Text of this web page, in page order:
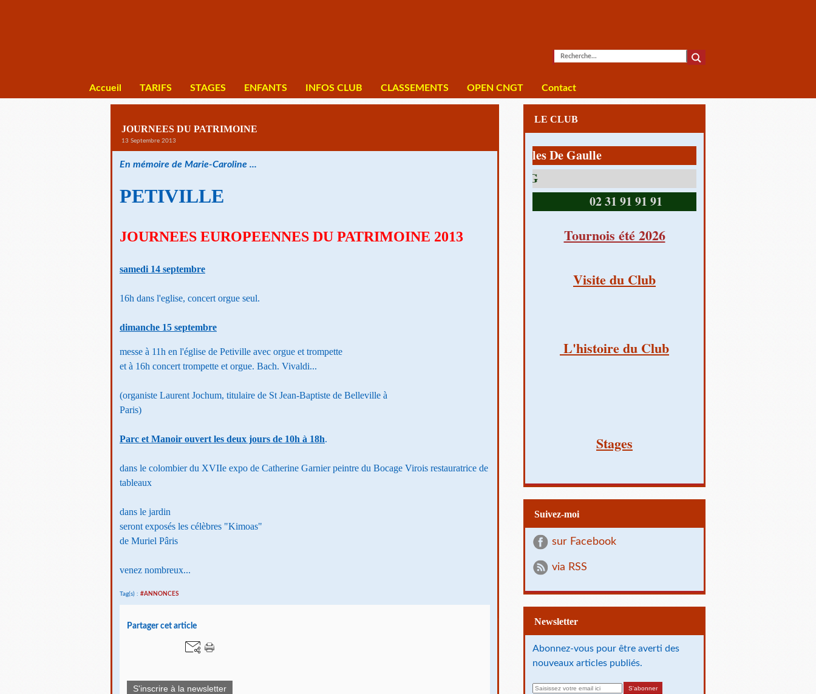
Accueil TARIFS STAGES ENFANTS INFOS CLUB CLASSEMENTS OPEN CNGT Contact
JOURNEES DU PATRIMOINE
13 Septembre 2013
En mémoire de Marie-Caroline ...
PETIVILLE
JOURNEES EUROPEENNES DU PATRIMOINE 2013
samedi 14 septembre
16h dans l'eglise, concert orgue seul.
dimanche 15 septembre
messe à 11h en l'église de Petiville avec orgue et trompette
et à 16h concert trompette et orgue. Bach. Vivaldi...
(organiste Laurent Jochum, titulaire de St Jean-Baptiste de Belleville à
Paris)
Parc et Manoir ouvert les deux jours de 10h à 18h.
dans le colombier du XVIIe expo de Catherine Garnier peintre du Bocage Virois restauratrice de
tableaux
dans le jardin
seront exposés les célèbres "Kimoas"
de Muriel Pâris
venez nombreux...
Tag(s) : #ANNONCES
Partager cet article
S'inscrire à la newsletter
LE CLUB
1 av Charles De Gaulle
02 31 91 91 91
Tournois été 2026
Visite du Club
L'histoire du Club
Stages
Suivez-moi
sur Facebook
via RSS
Newsletter
Abonnez-vous pour être averti des
nouveaux articles publiés.